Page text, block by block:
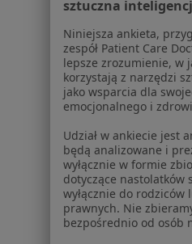
Centrum
Dla
Placówki
Pytania i
Usługi i
Aplikacje
sztuczna
Niniejsza ankieta,
zespół Patient Care
lepsze zrozumienie, w
korzystają z narzędzi
jako wsparcia dla
emocjonalnego i
Udział w ankiecie jest
będą analizowane i
wyłącznie w formie
dotyczące nastolatków
wyłącznie do rodziców
prawnych. Nie
bezpośrednio od osób